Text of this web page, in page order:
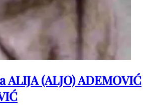
ALIJA (ALJO) ADEMOVIĆ